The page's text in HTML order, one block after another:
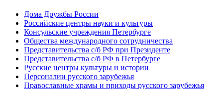
Дома Дружбы России
Российские центры науки и культуры
Консульские учреждения Петербурге
Общества международного сотрудничества
Представительства с/б РФ при Президенте
Представительства с/б РФ в Петербурге
Русские центры культуры и истории
Персоналии русского зарубежья
Православные храмы и приходы русского зарубежья